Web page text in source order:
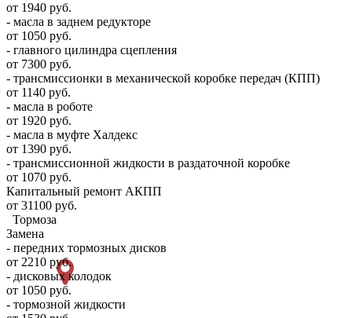
от 1940 руб.
- масла в заднем редукторе
от 1050 руб.
- главного цилиндра сцепления
от 7300 руб.
- трансмиссионки в механической коробке передач (КПП)
от 1140 руб.
- масла в роботе
от 1920 руб.
- масла в муфте Халдекс
от 1390 руб.
- трансмиссионной жидкости в раздаточной коробке
от 1070 руб.
Капитальный ремонт АКПП
от 31100 руб.
Тормоза
Замена
- передних тормозных дисков
от 2210 руб.
- дисковых колодок
от 1050 руб.
- тормозной жидкости